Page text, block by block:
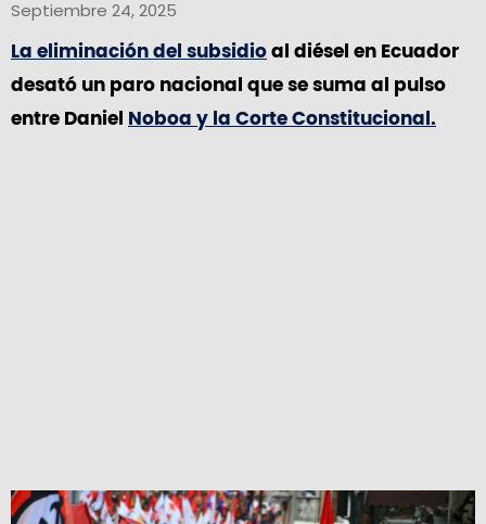
Septiembre 24, 2025
La eliminación del subsidio al diésel en Ecuador
desató un paro nacional que se suma al pulso
entre Daniel
Noboa y la Corte Constitucional.